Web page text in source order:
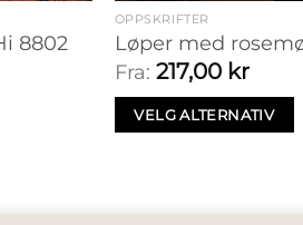
8802
OPPSKRIFTER
Løper med
Fra: 217,00 kr
VELG ALTERNATIV